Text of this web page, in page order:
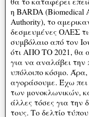
η BARDA (Biomedical
Authority), το
δεσμευμένες ΟΛΕΣ
συμβόλαιο από τον
ότι ΑΠΟ ΤΟ 2021, θα
για να αναλάβει την
υπόλοιπο κόσμο.
αγοράσουμε. Έχω πει
των μονοκλωνικών,
άλλες τόσες για την
τους. Το δελτίο